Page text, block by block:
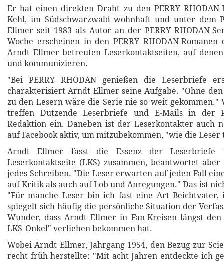
Er hat einen direkten Draht zu den PERRY
Kehl, im Südschwarzwald wohnhaft und unter dem
Ellmer seit 1983 als Autor an der PERRY RHODAN-
Woche erscheinen in den PERRY RHODAN-
Arndt Ellmer betreuten Leserkontaktseiten, auf
und kommunizieren.
"Bei PERRY RHODAN genießen die Leserbriefe
charakterisiert Arndt Ellmer seine Aufgabe. "Ohne
zu den Lesern wäre die Serie nie so weit gekommen."
treffen Dutzende Leserbriefe und E-Mails in der
Redaktion ein. Daneben ist der Leserkontakter auch
auf Facebook aktiv, um mitzubekommen, "wie die Leser
Arndt Ellmer fasst die Essenz der Leserbriefe
Leserkontaktseite (LKS) zusammen, beantwortet aber
jedes Schreiben. "Die Leser erwarten auf jeden Fall
auf Kritik als auch auf Lob und Anregungen." Das ist
"Für manche Leser bin ich fast eine Art Beichtvater,
spiegelt sich häufig die persönliche Situation der
Wunder, dass Arndt Ellmer in Fan-Kreisen längst
LKS-Onkel" verliehen bekommen hat.
Wobei Arndt Ellmer, Jahrgang 1954, den Bezug zur
recht früh herstellte: "Mit acht Jahren entdeckte ich